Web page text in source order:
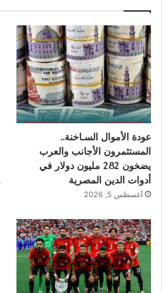
عودة الأموال السـاخنة..
المستثمرون الأجانب والعرب
يضخون 282 مليون دولار في
أدوات الدين المصرية
أغسطس 5, 2026